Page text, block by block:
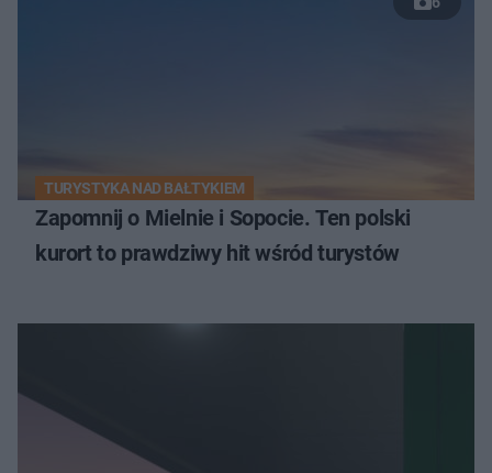
TURYSTYKA NAD BAŁTYKIEM
Zapomnij o Mielnie i Sopocie. Ten polski
kurort to prawdziwy hit wśród turystów